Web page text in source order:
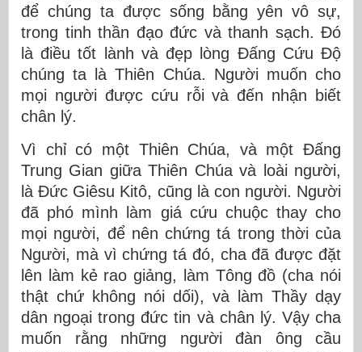
để chúng ta được sống bằng yên vô sự,
trong tinh thần đạo đức và thanh sạch. Ðó
là điều tốt lành và đẹp lòng Ðấng Cứu Ðộ
chúng ta là Thiên Chúa. Người muốn cho
mọi người được cứu rỗi và đến nhận biết
chân lý.
Vì chỉ có một Thiên Chúa, và một Ðấng
Trung Gian giữa Thiên Chúa và loài người,
là Ðức Giêsu Kitô, cũng là con người. Người
đã phó mình làm giá cứu chuộc thay cho
mọi người, để nên chứng tá trong thời của
Người, mà vì chứng tá đó, cha đã được đặt
lên làm kẻ rao giảng, làm Tông đồ (cha nói
thật chứ không nói dối), và làm Thầy dạy
dân ngoại trong đức tin và chân lý. Vậy cha
muốn rằng những người đàn ông cầu